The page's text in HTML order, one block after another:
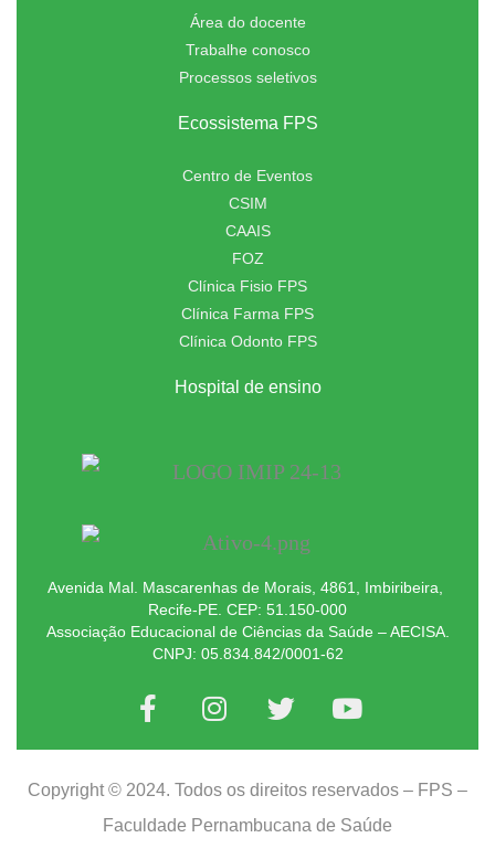
Área do docente
Trabalhe conosco
Processos seletivos
Ecossistema FPS
Centro de Eventos
CSIM
CAAIS
FOZ
Clínica Fisio FPS
Clínica Farma FPS
Clínica Odonto FPS
Hospital de ensino
Avenida Mal. Mascarenhas de Morais, 4861, Imbiribeira,
Recife-PE. CEP: 51.150-000
Associação Educacional de Ciências da Saúde – AECISA.
CNPJ: 05.834.842/0001-62
Copyright © 2024. Todos os direitos reservados – FPS –
Faculdade Pernambucana de Saúde